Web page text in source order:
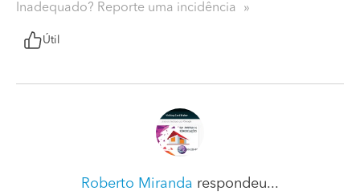
Inadequado? Reporte uma incidência
Útil
Roberto Miranda respondeu...